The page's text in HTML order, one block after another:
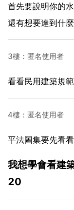
首先要說明你的
還有想要達到什麼
3樓：匿名使用者
看看民用建築規
4樓：匿名使用者
平法圖集要先看
我想學會看建
20